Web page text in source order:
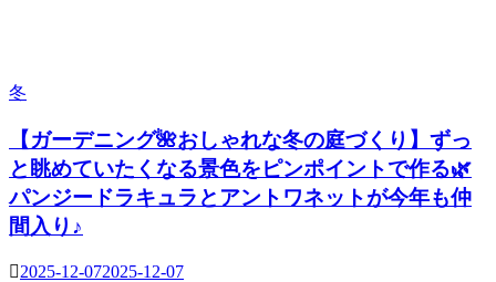
冬
【ガーデニング🌺おしゃれな冬の庭づくり】ずっ
と眺めていたくなる景色をピンポイントで作る🌿
パンジードラキュラとアントワネットが今年も仲
間入り♪
2025-12-072025-12-07